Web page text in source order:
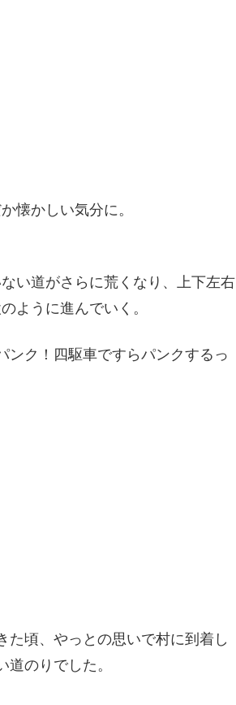
懐かしい気分に。
い道がさらに荒くなり、上下左右
ように進んでいく。
ンク！四駆車ですらパンクするっ
た頃、やっとの思いで村に到着し
のりでした。